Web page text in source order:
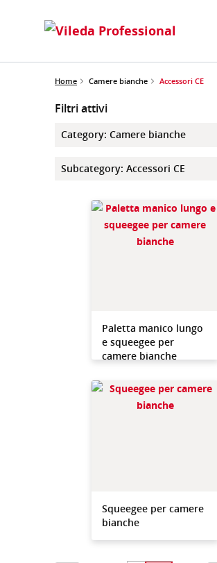
Home Camere bianche Accessori CE
Filtri attivi
Category: Camere bianche
Subcategory: Accessori CE
Paletta manico lungo
e squeegee per
camere bianche
Squeegee per camere
bianche